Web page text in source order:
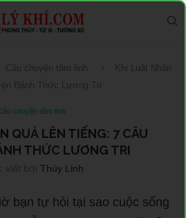
Câu chuyện tâm linh
Khi Luật Nhân
Đánh Thức Lương Tri
chuyện tâm linh
QUẢ LÊN TIẾNG: 7 CÂU
THỨC LƯƠNG TRI
viết bởi Thùy Linh
bạn tự hỏi tại sao cuộc sống